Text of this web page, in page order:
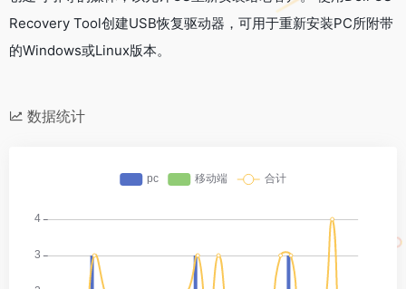
Recovery Tool创建USB恢复驱动器，可用于重新安装PC所附带
的Windows或Linux版本。
数据统计